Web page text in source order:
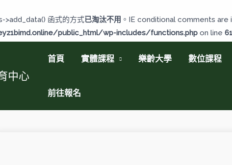
>add_data() 函式的方式已淘汰不用 。IE conditional comments
public_html/wp-includes/functions.php on line
中心
首頁 實體課程 樂齡大學 數位課程
前往報名